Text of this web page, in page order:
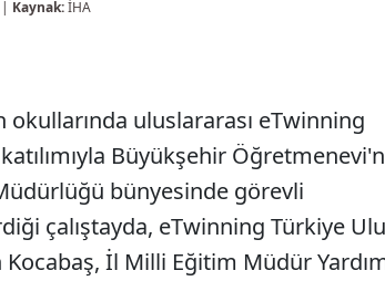
Kaynak:İHA
uluslararası eTwinning
Büyükşehir
bünyesinde görevli
çalıştayda, eTwinning Türkiye
İl Milli Eğitim Müdür